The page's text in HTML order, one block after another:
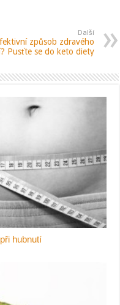
Další
způsob zdravého
Pusťte se do keto diety
hubnutí